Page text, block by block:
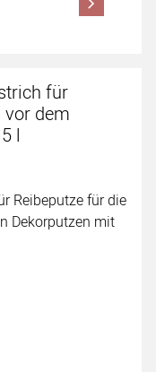
für
vor dem
l
Reibeputze für die
Dekorputzen mit